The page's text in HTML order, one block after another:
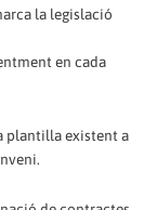
la legislació
en cada
plantilla existent a